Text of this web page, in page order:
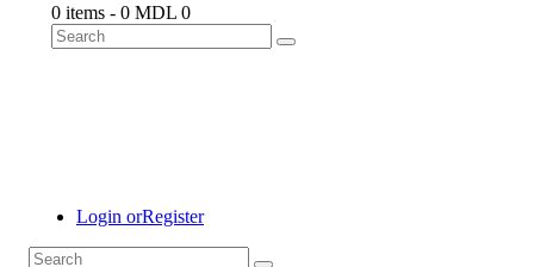
0 items -0 MDL 0
Login orRegister